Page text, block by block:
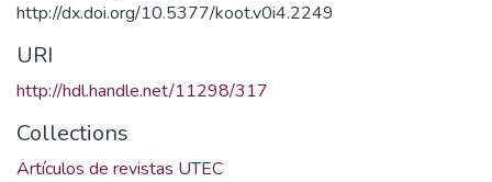
http://dx.doi.org/10.5377/koot.v0i4.2249
URI
http://hdl.handle.net/11298/317
Collections
Artículos de revistas UTEC